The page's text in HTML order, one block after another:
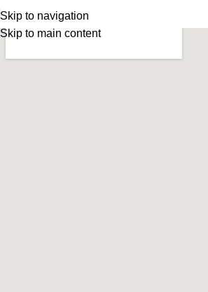
Skip to navigation
Skip to main content